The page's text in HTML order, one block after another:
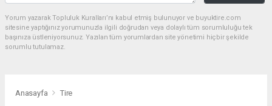
Yorum yazarak Topluluk Kuralları’nı kabul etmiş bulunuyor ve buyuktire.com
sitesine yaptığınız yorumunuzla ilgili doğrudan veya dolaylı tüm sorumluluğu tek
başınıza üstleniyorsunuz. Yazılan tüm yorumlardan site yönetimi hiçbir şekilde
sorumlu tutulamaz.
Anasayfa Tire